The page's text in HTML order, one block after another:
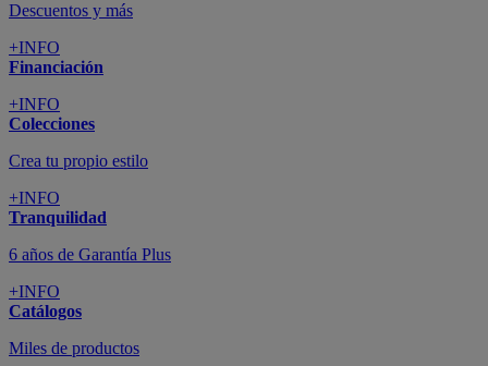
Descuentos y más
+INFO
Financiación
+INFO
Colecciones
Crea tu propio estilo
+INFO
Tranquilidad
6 años de Garantía Plus
+INFO
Catálogos
Miles de productos